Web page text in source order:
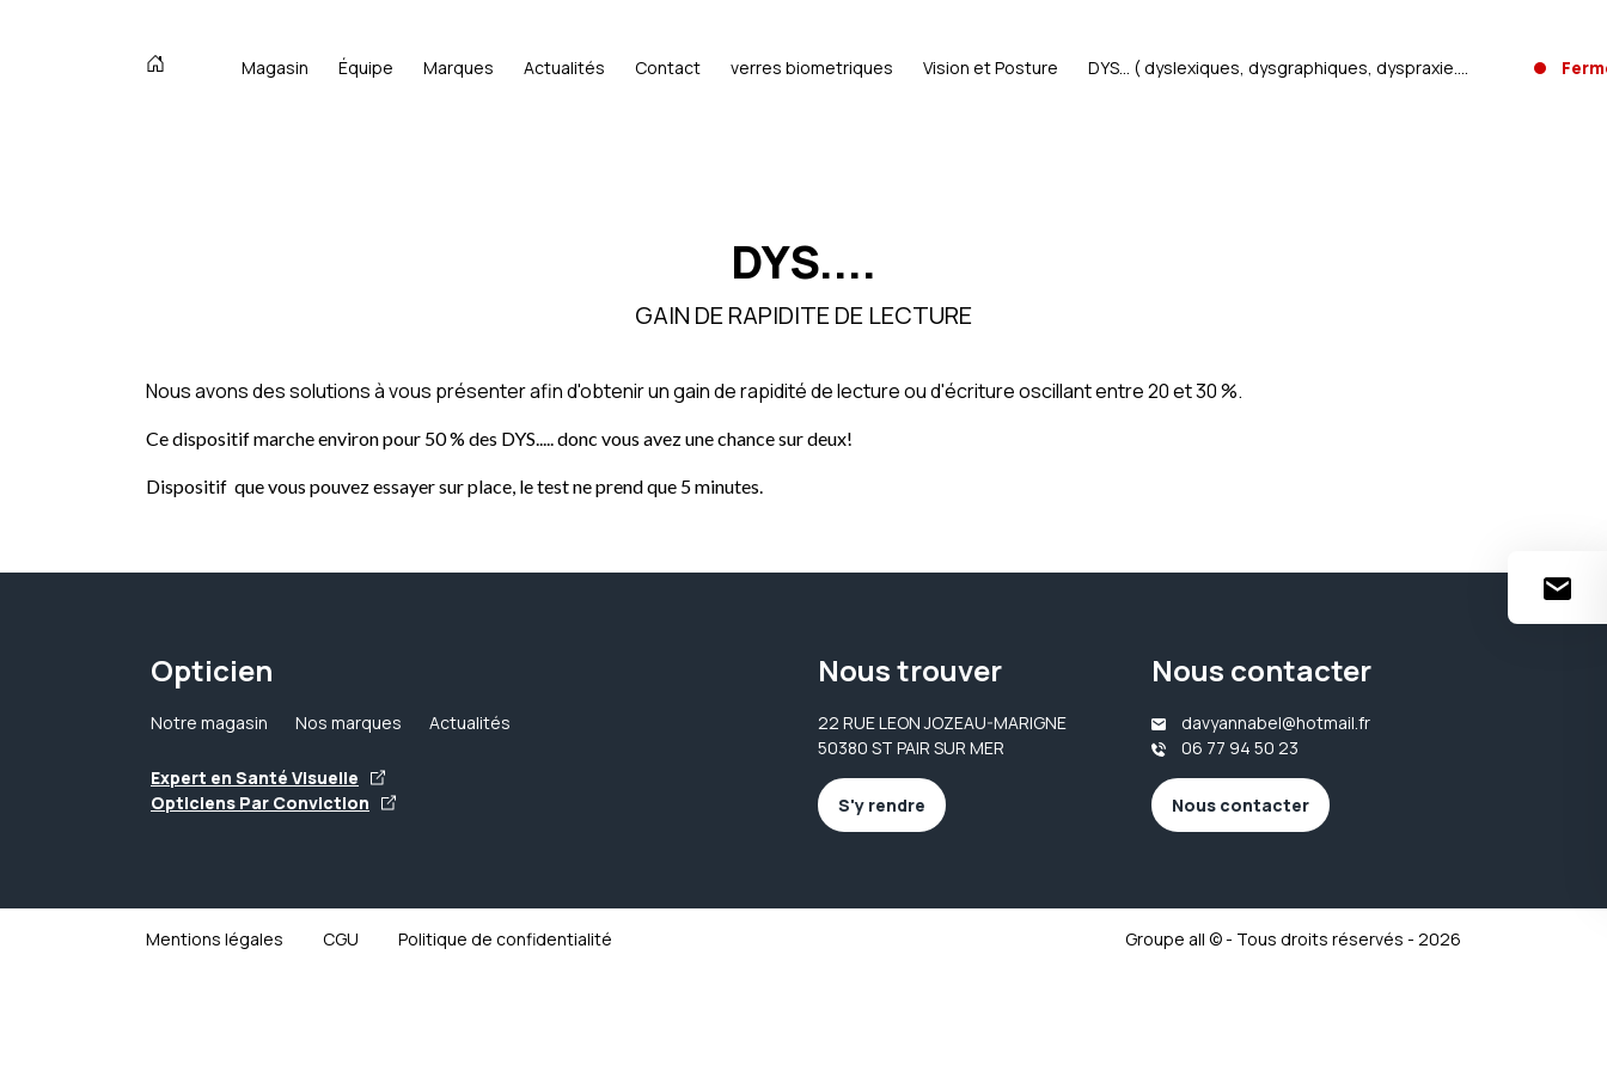
Magasin Équipe Marques Actualités Contact verres biometriques Vision et Posture DYS... ( dyslexiques, dysgraphiques, dyspraxie....
DYS....
GAIN DE RAPIDITE DE LECTURE
Nous avons des solutions à vous présenter afin d'obtenir un gain de rapidité de lecture ou d'écriture oscillant entre 20 et 30 %.
Ce dispositif marche environ pour 50 % des DYS..... donc vous avez une chance sur deux!
Dispositif que vous pouvez essayer sur place, le test ne prend que 5 minutes.
Opticien
Notre magasin Nos marques Actualités
Expert en Santé Visuelle
Opticiens Par Conviction
Nous trouver
22 RUE LEON JOZEAU-MARIGNE
50380 ST PAIR SUR MER
S'y rendre
Nous contacter
davyannabel@hotmail.fr
06 77 94 50 23
Nous contacter
Mentions légales CGU Politique de confidentialité Groupe all © - Tous droits réservés - 2026